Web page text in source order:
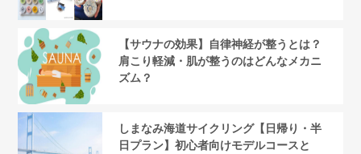
【サウナの効果】自律神経が整うとは？
肩こり軽減・肌が整うのはどんなメカニ
ズム？
しまなみ海道サイクリング【日帰り・半
日プラン】初心者向けモデルコースと